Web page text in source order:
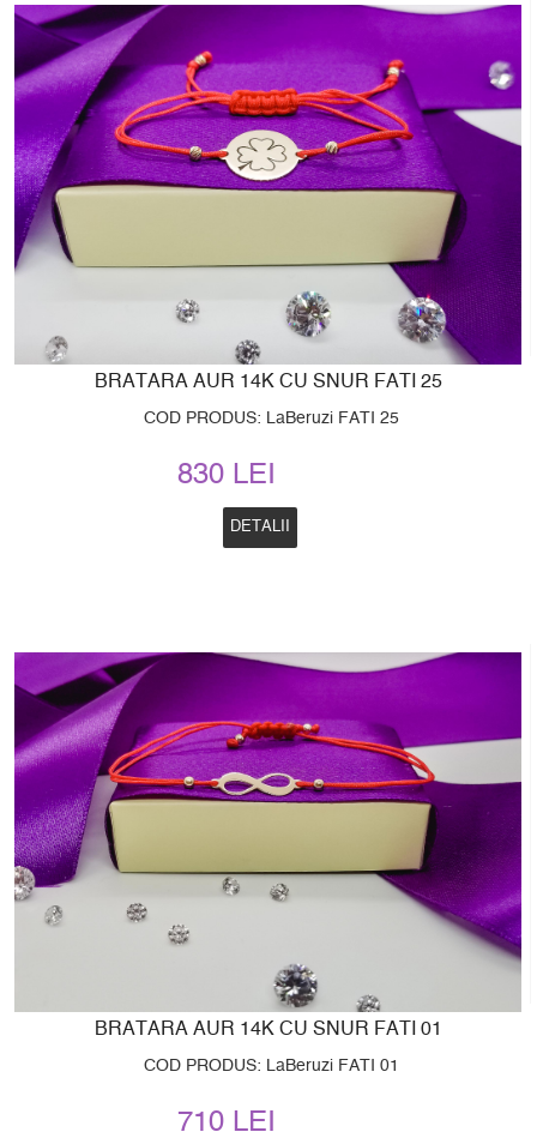
BRATARA AUR 14K CU SNUR FATI 25
COD PRODUS: LaBeruzi FATI 25
830 LEI
DETALII
BRATARA AUR 14K CU SNUR FATI 01
COD PRODUS: LaBeruzi FATI 01
710 LEI